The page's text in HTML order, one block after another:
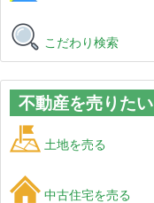
こだわり検索
不動産を売りたい
土地を売る
中古住宅を売る